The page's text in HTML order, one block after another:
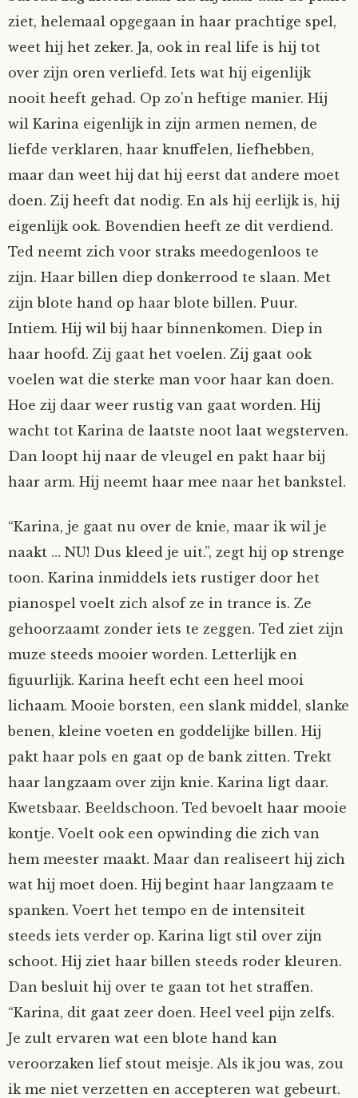
ziet, helemaal opgegaan in haar prachtige spel,
weet hij het zeker. Ja, ook in real life is hij tot
over zijn oren verliefd. Iets wat hij eigenlijk
nooit heeft gehad. Op zo’n heftige manier. Hij
wil Karina eigenlijk in zijn armen nemen, de
liefde verklaren, haar knuffelen, liefhebben,
maar dan weet hij dat hij eerst dat andere moet
doen. Zij heeft dat nodig. En als hij eerlijk is, hij
eigenlijk ook. Bovendien heeft ze dit verdiend.
Ted neemt zich voor straks meedogenloos te
zijn. Haar billen diep donkerrood te slaan. Met
zijn blote hand op haar blote billen. Puur.
Intiem. Hij wil bij haar binnenkomen. Diep in
haar hoofd. Zij gaat het voelen. Zij gaat ook
voelen wat die sterke man voor haar kan doen.
Hoe zij daar weer rustig van gaat worden. Hij
wacht tot Karina de laatste noot laat wegsterven.
Dan loopt hij naar de vleugel en pakt haar bij
haar arm. Hij neemt haar mee naar het bankstel.
“Karina, je gaat nu over de knie, maar ik wil je
naakt … NU! Dus kleed je uit.”, zegt hij op strenge
toon. Karina inmiddels iets rustiger door het
pianospel voelt zich alsof ze in trance is. Ze
gehoorzaamt zonder iets te zeggen. Ted ziet zijn
muze steeds mooier worden. Letterlijk en
figuurlijk. Karina heeft echt een heel mooi
lichaam. Mooie borsten, een slank middel, slanke
benen, kleine voeten en goddelijke billen. Hij
pakt haar pols en gaat op de bank zitten. Trekt
haar langzaam over zijn knie. Karina ligt daar.
Kwetsbaar. Beeldschoon. Ted bevoelt haar mooie
kontje. Voelt ook een opwinding die zich van
hem meester maakt. Maar dan realiseert hij zich
wat hij moet doen. Hij begint haar langzaam te
spanken. Voert het tempo en de intensiteit
steeds iets verder op. Karina ligt stil over zijn
schoot. Hij ziet haar billen steeds roder kleuren.
Dan besluit hij over te gaan tot het straffen.
“Karina, dit gaat zeer doen. Heel veel pijn zelfs.
Je zult ervaren wat een blote hand kan
veroorzaken lief stout meisje. Als ik jou was, zou
ik me niet verzetten en accepteren wat gebeurt.